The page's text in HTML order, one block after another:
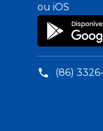
ou iOS
(86)